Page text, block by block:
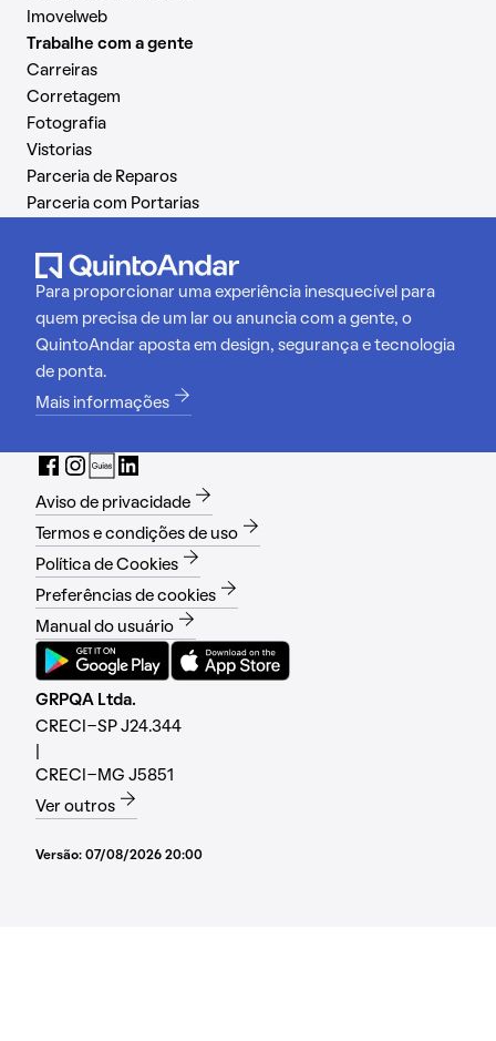
Imovelweb
Trabalhe com a gente
Carreiras
Corretagem
Fotografia
Vistorias
Parceria de Reparos
Parceria com Portarias
Para proporcionar uma experiência inesquecível para
quem precisa de um lar ou anuncia com a gente, o
QuintoAndar aposta em design, segurança e tecnologia
de ponta.
Mais informações
Aviso de privacidade
Termos e condições de uso
Política de Cookies
Preferências de cookies
Manual do usuário
GRPQA Ltda.
CRECI-SP J24.344
CRECI-MG J5851
Ver outros
Versão: 07/08/2026 20:00